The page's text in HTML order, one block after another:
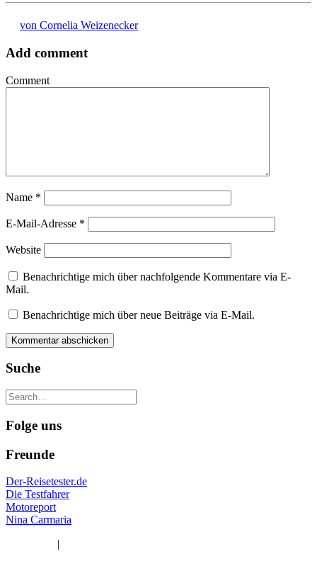
von Cornelia Weizenecker
Add comment
Comment
Name *
E-Mail-Adresse *
Website
Benachrichtige mich über nachfolgende Kommentare via E-
Mail.
Benachrichtige mich über neue Beiträge via E-Mail.
Suche
Folge uns
Freunde
Der-Reisetester.de
Die Testfahrer
Motoreport
Nina Carmaria
|